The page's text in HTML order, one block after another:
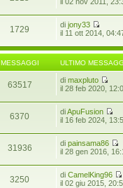
1729 dijony33
il 11 ott 2014,
MESSAGGI ULTIMO
63517 dimaxpluto
il 28 feb 2020,
6370 diApuFusion
il 16 feb 2024,
31936 dipainsama86
il 28 gen 2016,
3250 diCamelKing96
il 02 giu 2015,